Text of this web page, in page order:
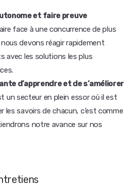
et faire preuve
face à une concurrence de plus
devons réagir rapidement
avec les solutions les plus
d’apprendre et de s’améliorer
un secteur en plein essor où il est
les savoirs de chacun, c’est comme
notre avance sur nos